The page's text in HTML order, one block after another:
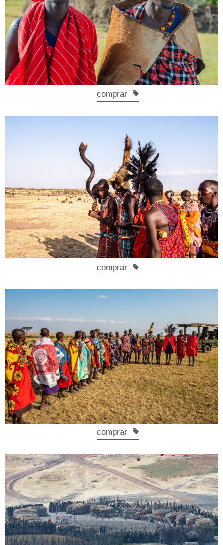
comprar
comprar
comprar